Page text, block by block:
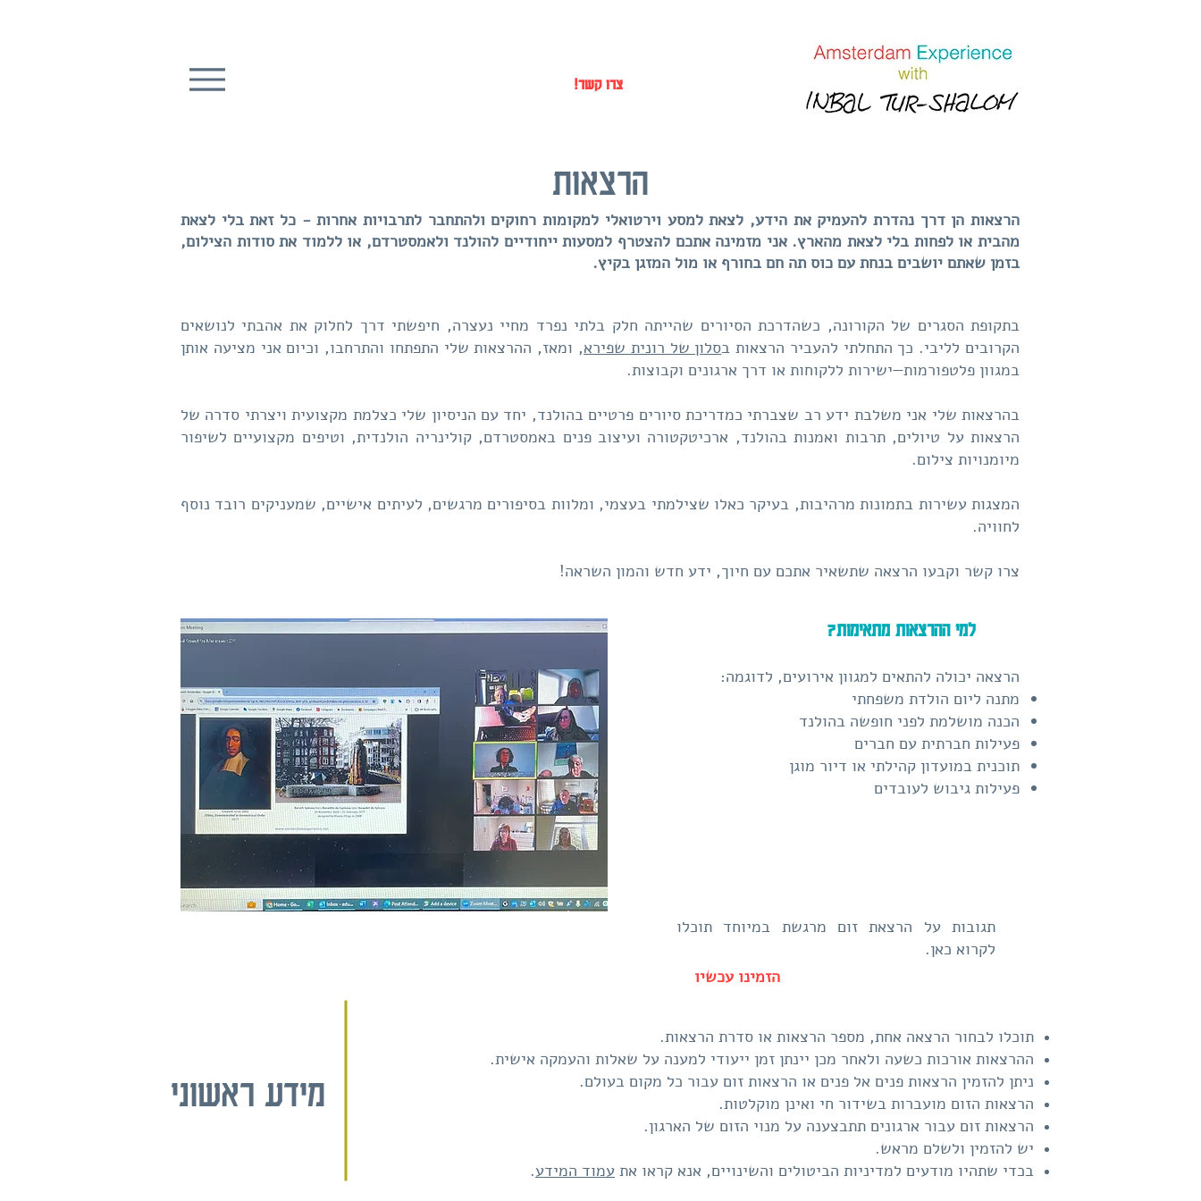
!צרו קשר
Amsterdam Experience with a Local
הרצאות
הרצאות הן דרך נהדרת להעמיק את הידע, לצאת למסע וירטואלי למקומות רחוקים ולהתחבר לתרבויות אחרות - כל זאת בלי לצאת
מהבית או לפחות בלי לצאת מהארץ. אני מזמינה אתכם להצטרף למסעות ייחודיים להולנד ולאמסטרדם, או ללמוד את סודות הצילום,
בזמן שאתם יושבים בנחת עם כוס תה חם בחורף או מול המזגן בקיץ.
בתקופת הסגרים של הקורונה, כשהדרכת הסיורים שהייתה חלק בלתי נפרד מחיי נעצרה, חיפשתי דרך לחלוק את אהבתי לנושאים
הקרובים לליבי. כך התחלתי להעביר הרצאות בסלון של רונית שפירא, ומאז, ההרצאות שלי התפתחו והתרחבו, וכיום אני מציעה אותן
במגוון פלטפורמות—ישירות ללקוחות או דרך ארגונים וקבוצות.
בהרצאות שלי אני משלבת ידע רב שצברתי כמדריכת סיורים פרטיים בהולנד, יחד עם הניסיון שלי כצלמת מקצועית ויצרתי סדרה של
הרצאות על טיולים, תרבות ואמנות בהולנד, ארכיטקטורה ועיצוב פנים באמסטרדם, קולינריה הולנדית, וטיפים מקצועיים לשיפור
מיומנויות צילום.
המצגות עשירות בתמונות מרהיבות, בעיקר כאלו שצילמתי בעצמי, ומלוות בסיפורים מרגשים, לעיתים אישיים, שמעניקים רובד נוסף
לחוויה.
צרו קשר וקבעו הרצאה שתשאיר אתכם עם חיוך, ידע חדש והמון השראה!
למי ההרצאות מתאימות?
הרצאה יכולה להתאים למגוון אירועים, לדוגמה:
מתנה ליום הולדת משפחתי
הכנה מושלמת לפני חופשה בהולנד
פעילות חברתית עם חברים
תוכנית במועדון קהילתי או דיור מוגן
פעילות גיבוש לעובדים
תגובות על הרצאת זום מרגשת במיוחד תוכלו
לקרוא כאן.
הזמינו עכשיו
תוכלו לבחור הרצאה אחת, מספר הרצאות או סדרת הרצאות.
ההרצאות אורכות כשעה ולאחר מכן יינתן זמן ייעודי למענה על שאלות והעמקה אישית.
ניתן להזמין הרצאות פנים אל פנים או הרצאות זום עבור כל מקום בעולם.
הרצאות הזום מועברות בשידור חי ואינן מוקלטות.
הרצאות זום עבור ארגונים תתבצענה על מנוי הזום של הארגון.
יש להזמין ולשלם מראש.
בכדי שתהיו מודעים למדיניות הביטולים והשינויים, אנא קראו את עמוד המידע.
מידע ראשוני